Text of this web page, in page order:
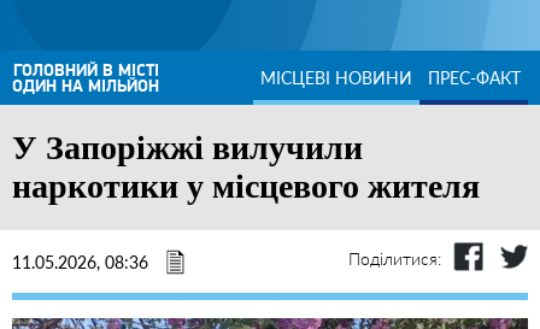
ГОЛОВНИЙ В МІСТІ
ОДИН НА МІЛЬЙОН МІСЦЕВІ НОВИНИ ПРЕС-ФАКТ
У Запоріжжі вилучили
наркотики у місцевого жителя
11.05.2026, 08:36 Поділитися: